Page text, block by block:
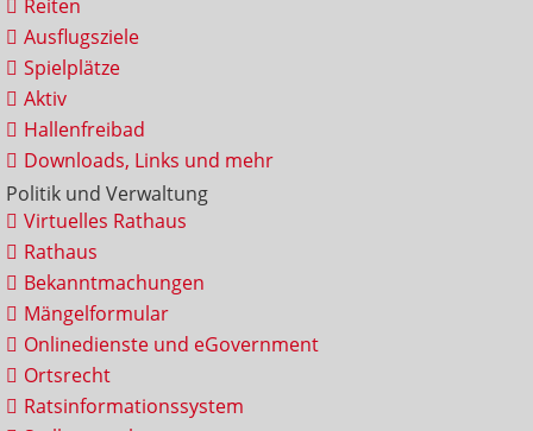
Reiten
Ausflugsziele
Spielplätze
Aktiv
Hallenfreibad
Downloads, Links und mehr
Politik und Verwaltung
Virtuelles Rathaus
Rathaus
Bekanntmachungen
Mängelformular
Onlinedienste und eGovernment
Ortsrecht
Ratsinformationssystem